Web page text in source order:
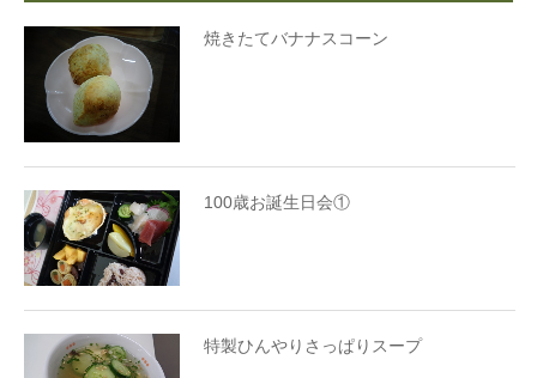
焼きたてバナナスコーン
100歳お誕生日会①
特製ひんやりさっぱりスープ